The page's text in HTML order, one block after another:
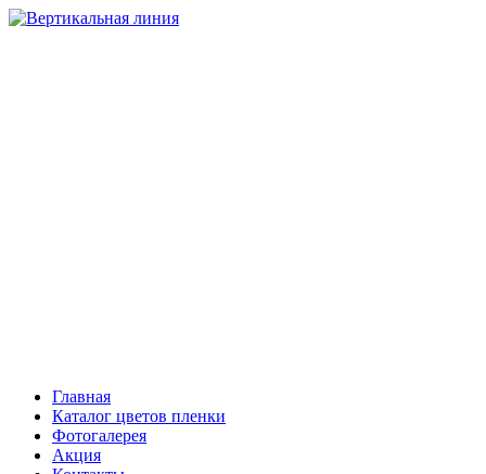
Главная
Каталог цветов пленки
Фотогалерея
Акция